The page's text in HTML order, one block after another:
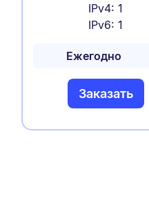
IPv4: 1
IPv6: 1
Заказать